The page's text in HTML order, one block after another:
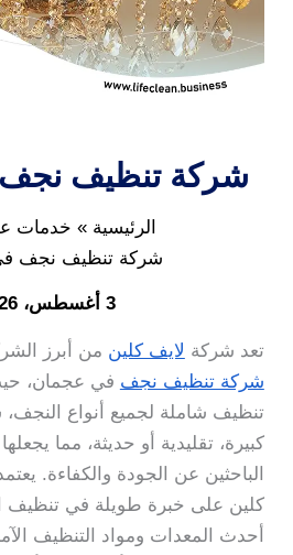
شركة تنظيف
الرئيسية
خدمات
شركة تنظيف نجف
3 أغسطس، 2026
تعد شركة لايف كلين من أبرز
شركة تنظيف نجف في عجمان،
تنظيف شاملة لجميع أنواع
كبيرة، تقليدية أو حديثة، مما يجعلها
الباحثين عن الجودة والكفاءة.
كلين على خبرة طويلة في تنظيف
أحدث المعدات ومواد التنظيف